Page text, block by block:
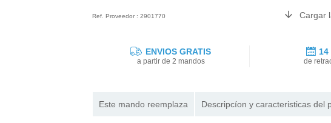
Ref. Proveedor : 2901770 Cargar
ENVIOS GRATIS
a partir de 2 mandos
14
de
Este mando reemplaza Descripcíon y caracteristicas del